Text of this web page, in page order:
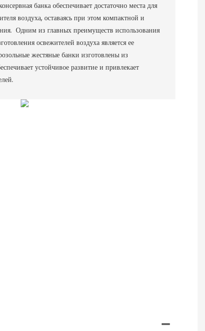
банка обеспечивает достаточно места для
воздуха, оставаясь при этом компактной и
Одним из главных преимуществ использования
освежителей воздуха является ее
жестяные банки изготовлены из
устойчивое развитие и привлекает